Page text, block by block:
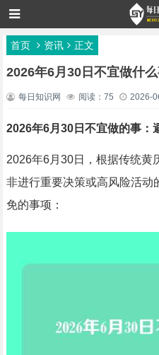
首页 资讯 正文
2026年6月30日不宜做什
每日知识网 阅读：75 2026-
2026年6月30日不宜做的事：
2026年6月30日，根据传统黄
非进行重要决策或高风险活动
免的事项：